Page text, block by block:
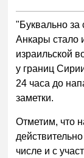
"Буквально за
Анкары стало
израильской
у границ
24 часа до
заметки.
Отметим, что
числе и с